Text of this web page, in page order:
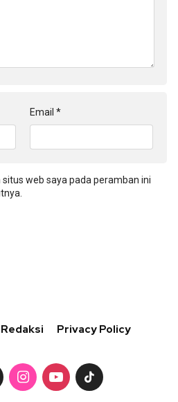
Email *
web saya pada peramban ini
Redaksi Privacy Policy